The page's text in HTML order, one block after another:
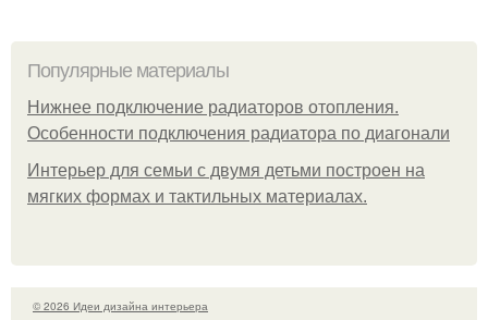
Популярные материалы
Нижнее подключение радиаторов отопления.
Особенности подключения радиатора по диагонали
Интерьер для семьи с двумя детьми построен на
мягких формах и тактильных материалах.
© 2026 Идеи дизайна интерьера